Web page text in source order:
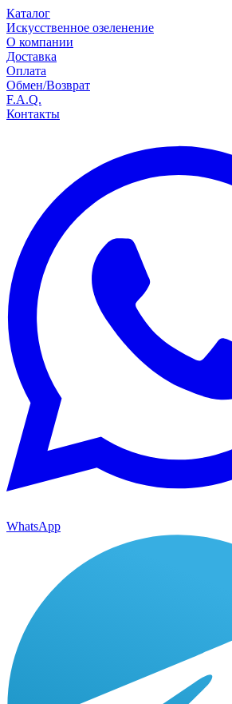
Каталог
Искусственное озеленение
О компании
Доставка
Оплата
Обмен/Возврат
F.A.Q.
Контакты
WhatsApp